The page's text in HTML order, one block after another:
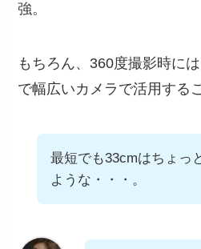
強。
もちろん、360度撮影時に
で幅広いカメラで活用する
最短でも33cmはちょっ
ような・・・。